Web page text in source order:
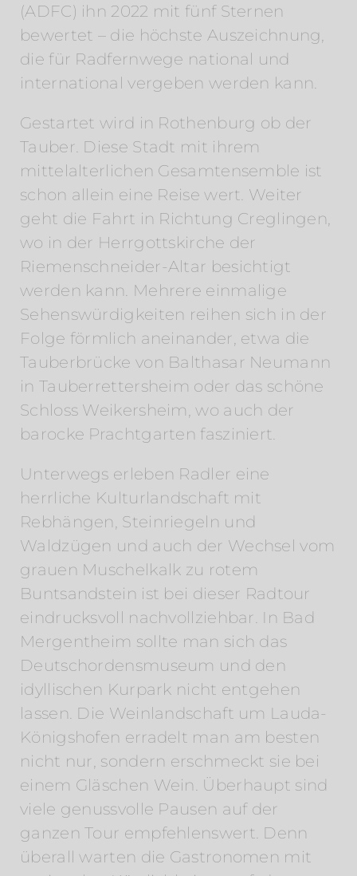
(ADFC) ihn 2022 mit fünf Sternen
bewertet – die höchste Auszeichnung,
die für Radfernwege national und
international vergeben werden kann.
Gestartet wird in Rothenburg ob der
Tauber. Diese Stadt mit ihrem
mittelalterlichen Gesamtensemble ist
schon allein eine Reise wert. Weiter
geht die Fahrt in Richtung Creglingen,
wo in der Herrgottskirche der
Riemenschneider-Altar besichtigt
werden kann. Mehrere einmalige
Sehenswürdigkeiten reihen sich in der
Folge förmlich aneinander, etwa die
Tauberbrücke von Balthasar Neumann
in Tauberrettersheim oder das schöne
Schloss Weikersheim, wo auch der
barocke Prachtgarten fasziniert.
Unterwegs erleben Radler eine
herrliche Kulturlandschaft mit
Rebhängen, Steinriegeln und
Waldzügen und auch der Wechsel vom
grauen Muschelkalk zu rotem
Buntsandstein ist bei dieser Radtour
eindrucksvoll nachvollziehbar. In Bad
Mergentheim sollte man sich das
Deutschordensmuseum und den
idyllischen Kurpark nicht entgehen
lassen. Die Weinlandschaft um Lauda-
Königshofen erradelt man am besten
nicht nur, sondern erschmeckt sie bei
einem Gläschen Wein. Überhaupt sind
viele genussvolle Pausen auf der
ganzen Tour empfehlenswert. Denn
überall warten die Gastronomen mit